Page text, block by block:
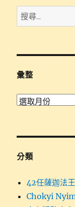
搜
尋
鍵
彙整
彙
分類
42任薩迦法王
Chokyi